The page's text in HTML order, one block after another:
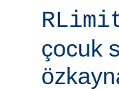
çocuk